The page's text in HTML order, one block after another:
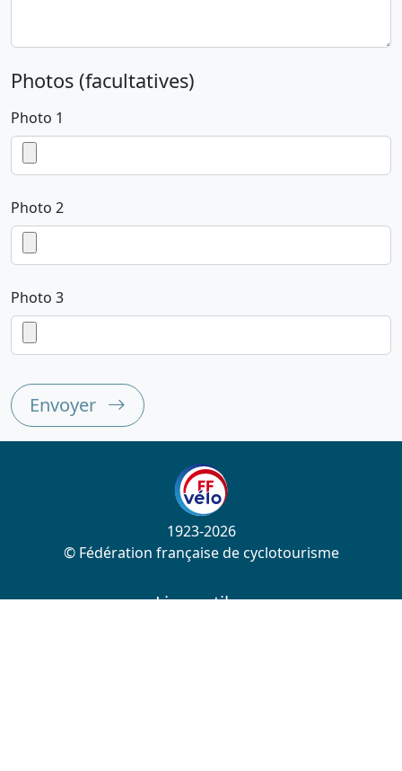
Photos (facultatives)
Photo 1
Photo 2
Photo 3
Envoyer
1923-2026
© Fédération française de cyclotourisme
Liens utiles